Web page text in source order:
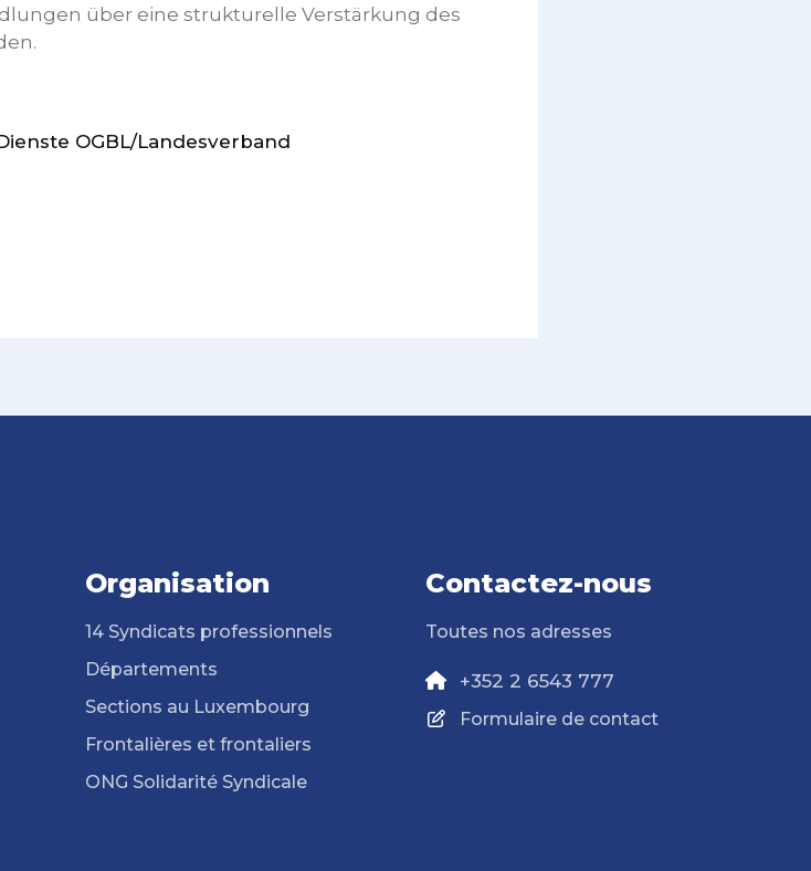
über eine strukturelle Verstärkung des
OGBL/Landesverband
Organisation
14 Syndicats professionnels
Départements
Sections au Luxembourg
Frontalières et frontaliers
ONG Solidarité Syndicale
Contactez-nous
Toutes nos adresses
+352 2 6543 777
Formulaire de contact